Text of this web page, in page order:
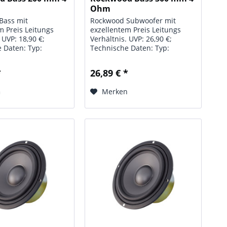
mit
Preis Leitungs
18,90 €;
Daten: Typ:
W; Impedanz: 4
88,2 dB;...
Ohm
Rockwood Subwoofer mit
exzellentem Preis Leitungs
Verhältnis. UVP: 26,90 €;
Technische Daten: Typ:
Impedanz: 4 Ohm ;
kHz; Schalldruck: 89 dB;
26,89 € *
Merken